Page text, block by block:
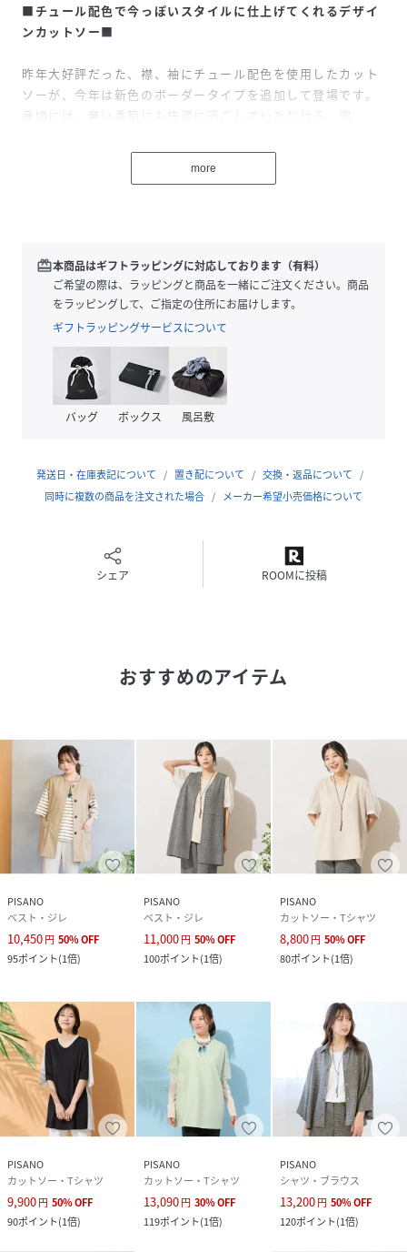
■チュール配色で今っぽいスタイルに仕上げてくれるデザイ
ンカットソー■
昨年大好評だった、襟、袖にチュール配色を使用したカット
ソーが、今年は新色のボーダータイプを追加して登場です。
身頃には、暑い季節にも快適に過ごしていただける、綿
襟の両サイド、袖山にギャザー入りで、適度な存在感を出し
インナーとしても使いやすい、程良くフィットしたサイズ感
です。
■ポイント■
１枚でももちろんですが、トッピングアイテムとして、チュ
ニックやカットソー等のインナーとしての着用がおすすめで
シンプルなトップスも、レイヤードするだけで今っぽいスタ
■商品特性■
透け感： なし（襟、袖はあり）
光沢感： なし
かぶりタイプ(開きなし)
手洗い可＝取り扱いについては商品についている洗濯表示で
ご確認ください。
■PISANOBrandConcept■
「上品」「上質」に「旬」をプラスした大人服
LサイズをベースにM・L・LL・3Lまで幅広いサイズ展開で、
あなたにぴったりの一着をご提案します。
※モデル画像はサンプルを使用している為、実際にお届けす
る商品と仕様が若干異なる場合がございます。
◆Lサイズ/LLサイズ展開
性別タイプ
原産国 日本
素材
本体 綿:100
別布 ポリエステル:100
サイズ M、L、LL
クリーニング
30℃まで手洗い可
漂白不可
タンブル乾燥不可
more
redeem本商品はギフトラッピングに対応しております（有料）
ご希望の際は、ラッピングと商品を一緒にご注文ください。商品
をラッピングして、ご指定の住所にお届けします。
ギフトラッピングサービスについて
バッグ ボックス 風呂敷
発送日・在庫表記について 置き配について
交換・返品について
同時に複数の商品を注文された場合
メーカー希望小売価格について
シェア ROOMに投稿
おすすめのアイテム
PISANO
ベスト・ジレ
10,450円 50%OFF
95ポイント(1倍)
PISANO
ベスト・ジレ
11,000円 50%OFF
100ポイント(1倍)
PISANO
カットソー・Tシャツ
8,800円 50%OFF
80ポイント(1倍)
PISANO
カットソー・Tシャツ
9,900円 50%OFF
90ポイント(1倍)
PISANO
カットソー・Tシャツ
13,090円 30%OFF
119ポイント(1倍)
PISANO
シャツ・ブラウス
13,200円 50%OFF
120ポイント(1倍)